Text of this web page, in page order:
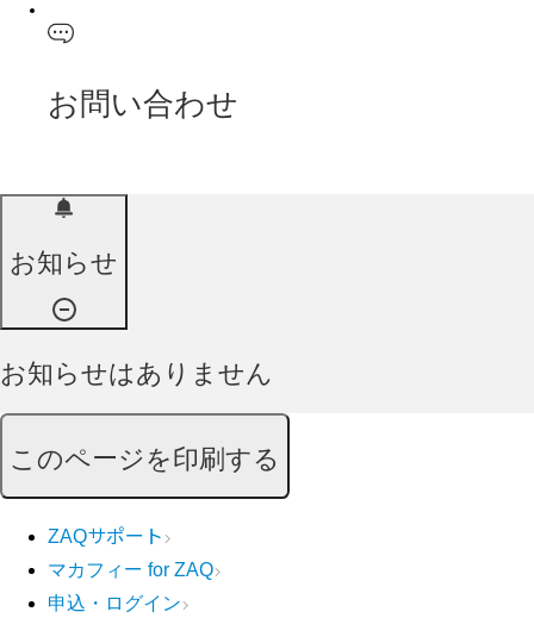
お問い合わせ
お知らせ
お知らせはありません
このページを印刷する
ZAQサポート
マカフィー for ZAQ
申込・ログイン